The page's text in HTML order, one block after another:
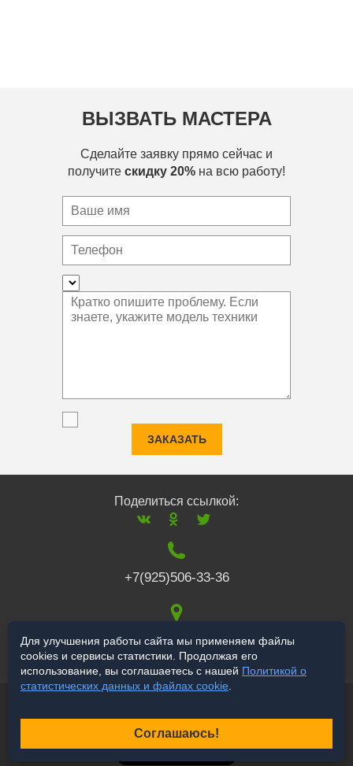
ВЫЗВАТЬ МАСТЕРА
Сделайте заявку прямо сейчас и
получите скидку 20% на всю работу!
ЗАКАЗАТЬ
Поделиться ссылкой:
+7(925)506-33-36
117519,г. Москва,
Варшавское ш., 132
Продвижение сайта
Для улучшения работы сайта мы применяем файлы
cookies и сервисы статистики. Продолжая его
использование, вы соглашаетесь с нашей Политикой о
статистических данных и файлах cookie
Соглашаюсь!